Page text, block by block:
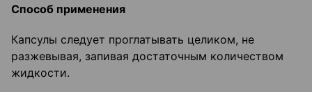
Способ применения
Капсулы следует проглатывать целиком, не
разжевывая, запивая достаточным количеством
жидкости.